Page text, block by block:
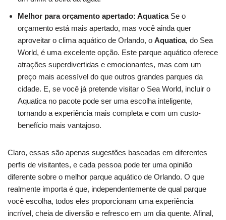
Melhor para orçamento apertado: AquaticaSe o
orçamento está mais apertado, mas você ainda quer
aproveitar o clima aquático de Orlando, o Aquatica, do Sea
World, é uma excelente opção. Este parque aquático oferece
atrações superdivertidas e emocionantes, mas com um
preço mais acessível do que outros grandes parques da
cidade. E, se você já pretende visitar o Sea World, incluir o
Aquatica no pacote pode ser uma escolha inteligente,
tornando a experiência mais completa e com um custo-
benefício mais vantajoso.
Claro, essas são apenas sugestões baseadas em diferentes
perfis de visitantes, e cada pessoa pode ter uma opinião
diferente sobre o melhor parque aquático de Orlando. O que
realmente importa é que, independentemente de qual parque
você escolha, todos eles proporcionam uma experiência
incrível, cheia de diversão e refresco em um dia quente. Afinal,